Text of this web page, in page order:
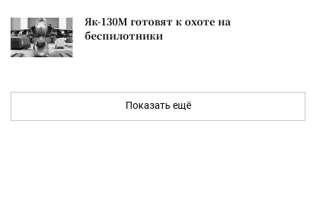
Як-130М готовят к охоте на
беспилотники
Показать ещё